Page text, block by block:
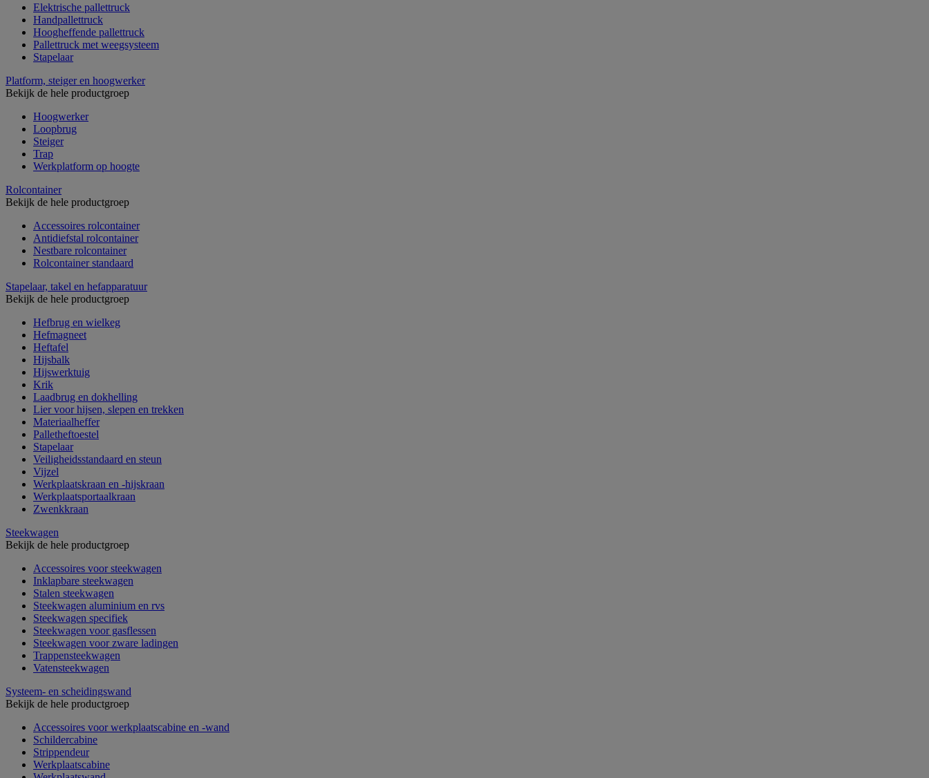
Elektrische pallettruck
Handpallettruck
Hoogheffende pallettruck
Pallettruck met weegsysteem
Stapelaar
Platform, steiger en hoogwerker
Bekijk de hele productgroep
Hoogwerker
Loopbrug
Steiger
Trap
Werkplatform op hoogte
Rolcontainer
Bekijk de hele productgroep
Accessoires rolcontainer
Antidiefstal rolcontainer
Nestbare rolcontainer
Rolcontainer standaard
Stapelaar, takel en hefapparatuur
Bekijk de hele productgroep
Hefbrug en wielkeg
Hefmagneet
Heftafel
Hijsbalk
Hijswerktuig
Krik
Laadbrug en dokhelling
Lier voor hijsen, slepen en trekken
Materiaalheffer
Palletheftoestel
Stapelaar
Veiligheidsstandaard en steun
Vijzel
Werkplaatskraan en -hijskraan
Werkplaatsportaalkraan
Zwenkkraan
Steekwagen
Bekijk de hele productgroep
Accessoires voor steekwagen
Inklapbare steekwagen
Stalen steekwagen
Steekwagen aluminium en rvs
Steekwagen specifiek
Steekwagen voor gasflessen
Steekwagen voor zware ladingen
Trappensteekwagen
Vatensteekwagen
Systeem- en scheidingswand
Bekijk de hele productgroep
Accessoires voor werkplaatscabine en -wand
Schildercabine
Strippendeur
Werkplaatscabine